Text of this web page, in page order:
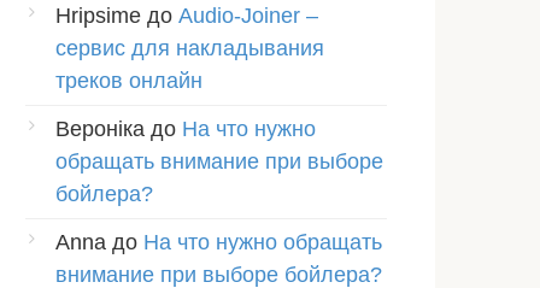
Hripsime до Audio-Joiner –
сервис для накладывания
треков онлайн
Вероніка до На что нужно
обращать внимание при выборе
бойлера?
Anna до На что нужно обращать
внимание при выборе бойлера?